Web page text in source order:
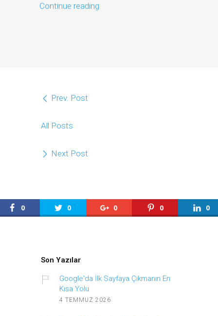
Continue reading
Prev. Post
All Posts
Next Post
0 0 0 0 0
Son Yazılar
Google'da İlk Sayfaya Çıkmanın En
Kısa Yolu
4 TEMMUZ 2026